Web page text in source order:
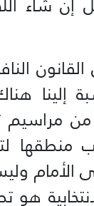
نائبًا، ولكن
مراسيم
الأمام
هو